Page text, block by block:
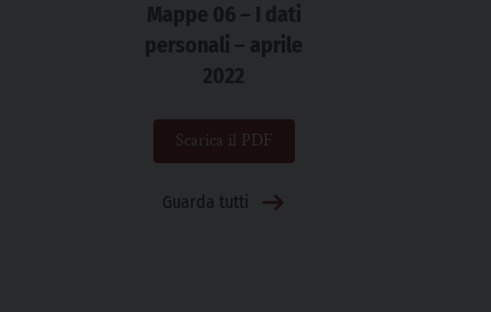
Mappe 06 – I dati
personali – aprile
2022
Scarica il PDF
Guarda tutti